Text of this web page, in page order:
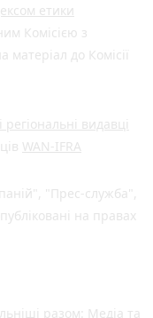
етики
Комісією з
до Комісії
видавці
WAN-IFRA
"Прес-служба",
на правах
разом: Медіа та